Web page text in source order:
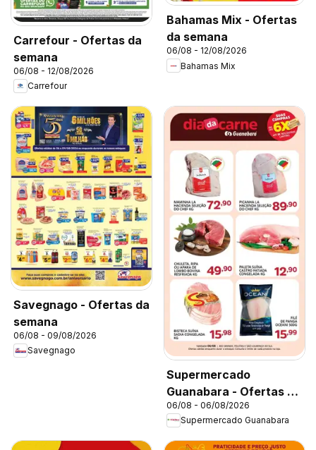
Carrefour - Ofertas da
semana
06/08 - 12/08/2026
Carrefour
Bahamas Mix - Ofertas
da semana
06/08 - 12/08/2026
Bahamas Mix
Savegnago - Ofertas da
semana
06/08 - 09/08/2026
Savegnago
Supermercado
Guanabara - Ofertas da
semana
06/08 - 06/08/2026
Supermercado Guanabara